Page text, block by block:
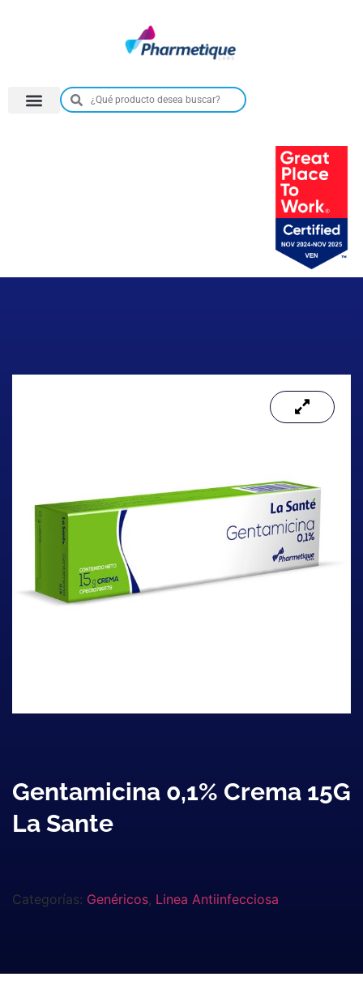
Gentamicina 0,1% Crema 15G
La Sante
Categorías: Genéricos, Linea Antiinfecciosa